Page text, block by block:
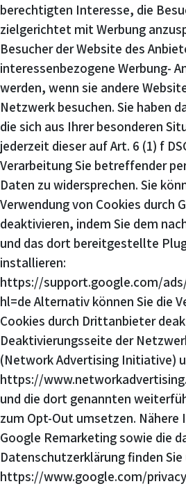
berechtigten Interesse, die
zielgerichtet mit Werbung
Besucher der Website des
interessenbezogene Werbung-
werden, wenn sie andere
Netzwerk besuchen. Sie haben
die sich aus Ihrer besonderen
jederzeit dieser auf Art. 6 (1) f
Verarbeitung Sie betreffender
Daten zu widersprechen. Sie
Verwendung von Cookies durch
deaktivieren, indem Sie dem
und das dort bereitgestellte
installieren:
https://support.google.com/
hl=de Alternativ können Sie die
Cookies durch Drittanbieter
Deaktivierungsseite der
(Network Advertising Initiative)
https://
und die dort genannten
zum Opt-Out umsetzen.
Google Remarketing sowie die
Datenschutzerklärung finden Sie
https://www.google.com/